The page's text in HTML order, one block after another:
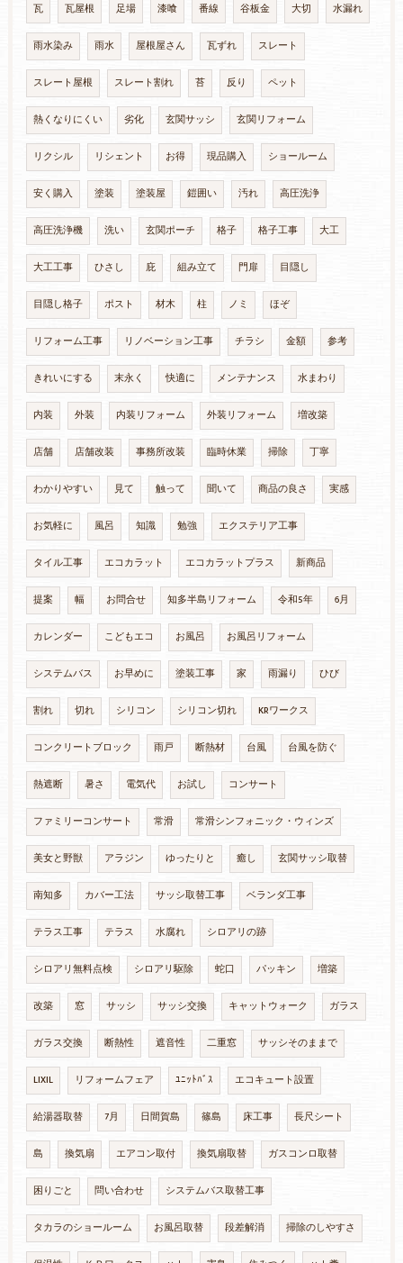
瓦 瓦屋根 足場 漆喰 番線 谷板金 大切 水漏れ
雨水染み 雨水 屋根屋さん 瓦ずれ スレート
スレート屋根 スレート割れ 苔 反り ペット
熱くなりにくい 劣化 玄関サッシ 玄関リフォーム
リクシル リシェント お得 現品購入 ショールーム
安く購入 塗装 塗装屋 鎧囲い 汚れ 高圧洗浄
高圧洗浄機 洗い 玄関ポーチ 格子 格子工事 大工
大工工事 ひさし 庇 組み立て 門扉 目隠し
目隠し格子 ポスト 材木 柱 ノミ ほぞ
リフォーム工事 リノベーション工事 チラシ 金額 参考
きれいにする 末永く 快適に メンテナンス 水まわり
内装 外装 内装リフォーム 外装リフォーム 増改築
店舗 店舗改装 事務所改装 臨時休業 掃除 丁寧
わかりやすい 見て 触って 聞いて 商品の良さ 実感
お気軽に 風呂 知識 勉強 エクステリア工事
タイル工事 エコカラット エコカラットプラス 新商品
提案 幅 お問合せ 知多半島リフォーム 令和5年 6月
カレンダー こどもエコ お風呂 お風呂リフォーム
システムバス お早めに 塗装工事 家 雨漏り ひび
割れ 切れ シリコン シリコン切れ KRワークス
コンクリートブロック 雨戸 断熱材 台風 台風を防ぐ
熱遮断 暑さ 電気代 お試し コンサート
ファミリーコンサート 常滑 常滑シンフォニック・ウィンズ
美女と野獣 アラジン ゆったりと 癒し 玄関サッシ取替
南知多 カバー工法 サッシ取替工事 ベランダ工事
テラス工事 テラス 水腐れ シロアリの跡
シロアリ無料点検 シロアリ駆除 蛇口 パッキン 増築
改築 窓 サッシ サッシ交換 キャットウォーク ガラス
ガラス交換 断熱性 遮音性 二重窓 サッシそのままで
LIXIL リフォームフェア ﾕﾆｯﾄﾊﾞｽ エコキュート設置
給湯器取替 7月 日間賀島 篠島 床工事 長尺シート
島 換気扇 エアコン取付 換気扇取替 ガスコンロ取替
困りごと 問い合わせ システムバス取替工事
タカラのショールーム お風呂取替 段差解消 掃除のしやすさ